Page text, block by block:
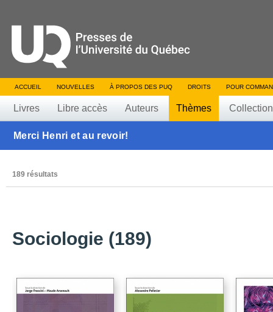
ACCUEIL NOUVELLES À PROPOS DES PUQ DROITS POUR
Livres Libre accès Auteurs Thèmes
Merci Henri et au revoir!
189 résultats
Sociologie (189)